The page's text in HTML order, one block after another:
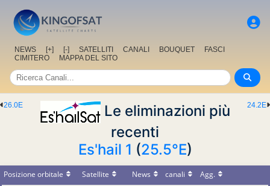
NEWS [+] [-] SATELLITI CANALI BOUQUET
FASCI
CIMITERO
MAPPA DEL SITO
24.2E
26.0E
Le eliminazioni più
recenti
Es'hail 1 (25.5°E)
Posizione orbitale Satellite News canali
Agg.